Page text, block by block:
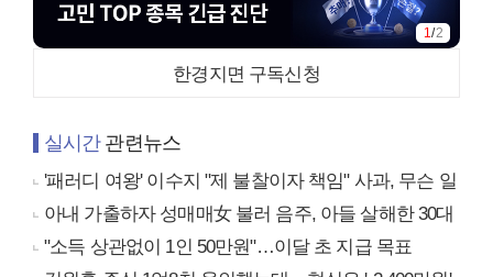
1/2
한경지면 구독신청
실시간관련뉴스
'패러디 여왕' 이수지 "제 불찰이자 책임" 사과, 무슨 일
아내 가출하자 성매매女 불러 음주, 아들 살해한 30대
"소득 상관없이 1인 50만원"…이달 초 지급 목표